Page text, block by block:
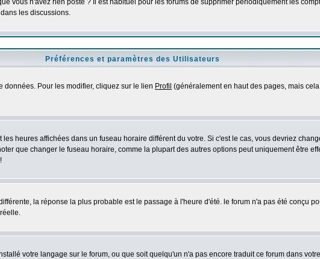
vous n'avez rien posté ? Il est habituel pour les forums de supprimer périodiquement les
les discussions.
Préférences et paramètres des Utilisateurs
données. Pour les modifier, cliquez sur le lien Profil (généralement en haut des pages, mais
heures affichées dans un fuseau horaire différent du votre. Si c'est le cas, vous devriez
que changer le fuseau horaire, comme la plupart des autres options peut uniquement être
la réponse la plus probable est le passage à l'heure d'été. le forum n'a pas été conçu
votre langage sur le forum, ou que soit quelqu'un n'a pas encore traduit ce forum dans